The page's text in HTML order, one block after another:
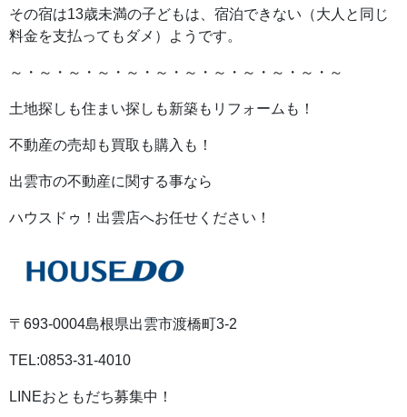
その宿は13歳未満の子どもは、宿泊できない（大人と同じ
料金を支払ってもダメ）ようです。
～・～・～・～・～・～・～・～・～・～・～・～
土地探しも住まい探しも新築もリフォームも！
不動産の売却も買取も購入も！
出雲市の不動産に関する事なら
ハウスドゥ！出雲店へお任せください！
〒693-0004島根県出雲市渡橋町3-2
TEL:0853-31-4010
LINEおともだち募集中！